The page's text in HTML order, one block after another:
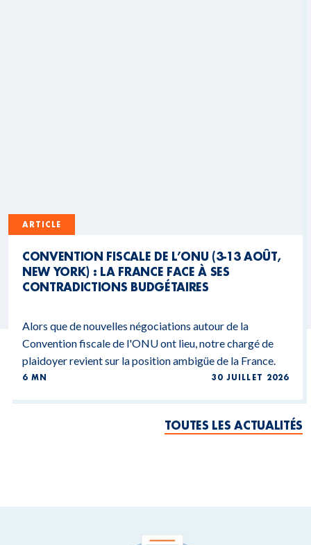
ARTICLE
CONVENTION FISCALE DE L’ONU (3-13 AOÛT,
NEW YORK) : LA FRANCE FACE À SES
CONTRADICTIONS BUDGÉTAIRES
Alors que de nouvelles négociations autour de la
Convention fiscale de l'ONU ont lieu, notre chargé de
plaidoyer revient sur la position ambigüe de la France.
6 MN 30 JUILLET 2026
TOUTES LES ACTUALITÉS